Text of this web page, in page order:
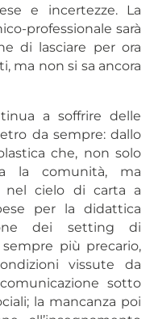
e incertezze. La
professionale sarà
di lasciare per ora
ma non si sa ancora
a soffrire delle
da sempre: dallo
che, non solo
la comunità, ma
nel cielo di carta a
per la didattica
dei setting di
più precario,
vissute da
sotto
la mancanza poi